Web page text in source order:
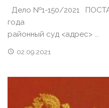
Дело №1-150/2021
года
районный суд <адрес> ...
02.09.2021